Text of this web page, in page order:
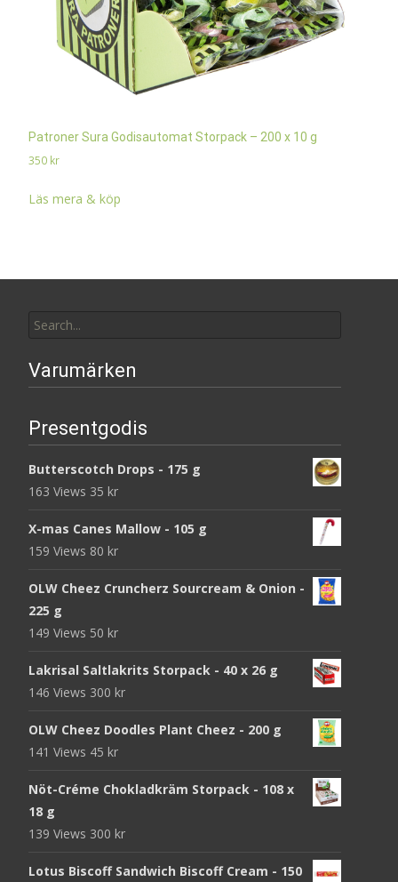
Patroner Sura Godisautomat Storpack – 200 x 10 g
350 kr
Läs mera & köp
for:
Varumärken
Presentgodis
Butterscotch Drops - 175 g
163 Views 35 kr
X-mas Canes Mallow - 105 g
159 Views 80 kr
OLW Cheez Cruncherz Sourcream & Onion -
225 g
149 Views 50 kr
Lakrisal Saltlakrits Storpack - 40 x 26 g
146 Views 300 kr
OLW Cheez Doodles Plant Cheez - 200 g
141 Views 45 kr
Nöt-Créme Chokladkräm Storpack - 108 x
18 g
139 Views 300 kr
Lotus Biscoff Sandwich Biscoff Cream - 150